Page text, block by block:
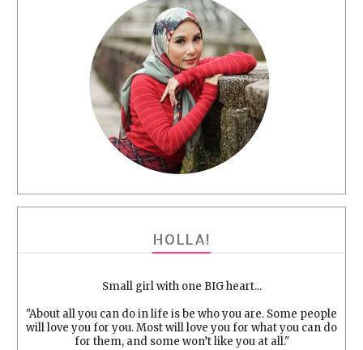
HOLLA!
Small girl with one BIG heart...
"About all you can do in life is be who you are. Some people
will love you for you. Most will love you for what you can do
for them, and some won’t like you at all."